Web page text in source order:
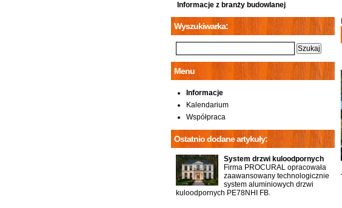
Informacje z branży budowlanej
Wyszukiwarka:
Menu
Informacje
Kalendarium
Współpraca
Ostatnio dodane artykuły:
System drzwi kuloodpornych
Firma PROCURAL opracowała
zaawansowany technologicznie
system aluminiowych drzwi
kuloodpornych PE78NHI FB.